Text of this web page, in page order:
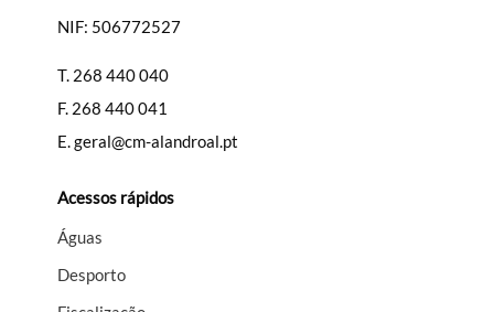
NIF: 506772527
T. 268 440 040
F. 268 440 041
E.geral@cm-alandroal.pt
Acessos rápidos
Águas
Desporto